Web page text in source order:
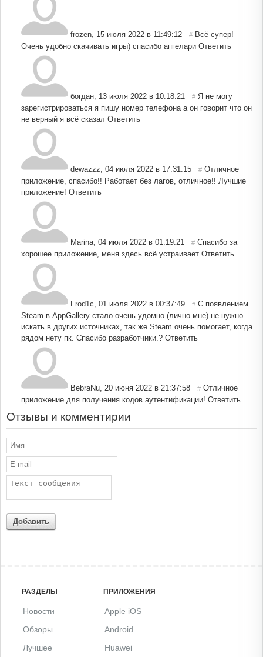
frozen, 15 июля 2022 в 11:49:12 # Всё супер!
Очень удобно скачивать игры) спасибо апгелари Ответить
богдан, 13 июля 2022 в 10:18:21 # Я не могу
зарегистрироваться я пишу номер телефона а он говорит что он
не верный я всё сказал Ответить
dewazzz, 04 июля 2022 в 17:31:15 # Отличное
приложение, спасибо!! Работает без лагов, отличное!! Лучшие
приложение! Ответить
Marina, 04 июля 2022 в 01:19:21 # Спасибо за
хорошее приложение, меня здесь всё устраивает Ответить
Frod1c, 01 июля 2022 в 00:37:49 # С появлением
Steam в AppGallery стало очень удомно (лично мне) не нужно
искать в других источниках, так же Steam очень помогает, когда
рядом нету пк. Спасибо разработчики.? Ответить
BebraNu, 20 июня 2022 в 21:37:58 # Отличное
приложение для получения кодов аутентификации! Ответить
Отзывы и комментирии
Добавить
РАЗДЕЛЫ
Новости
Обзоры
Лучшее
ПРИЛОЖЕНИЯ
Apple iOS
Android
Huawei